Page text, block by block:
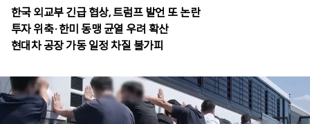
한국 외교부 긴급 협상, 트럼프 발언 또 논란
투자 위축·한미 동맹 균열 우려 확산
현대차 공장 가동 일정 차질 불가피